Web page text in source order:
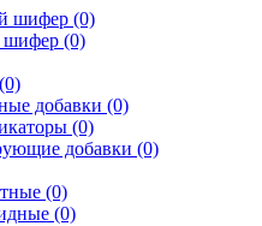
шифер (0)
(0)
добавки (0)
(0)
добавки (0)
(0)
(0)